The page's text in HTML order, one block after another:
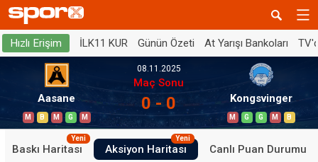
Hızlı Erişim İLK11 KUR Günün Özeti At Yarışı Bankoları
Aasane
M B M G M
08.11.2025
Maç Sonu
0 - 0 Kongsvinger
M G G M B
Baskı Haritası
Yeni
Aksiyon Haritası
Yeni
Canlı Puan Durumu